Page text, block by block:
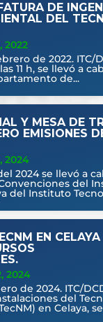
DE
DEL
2022
de 2022. ITC/
11 h, se llevó a
de...
Y MESA DE
EMISIONES
2024
2024 se llevó a
del
del Instituto
EN CELAYA
2024
de 2024. ITC/
del
en Celaya,